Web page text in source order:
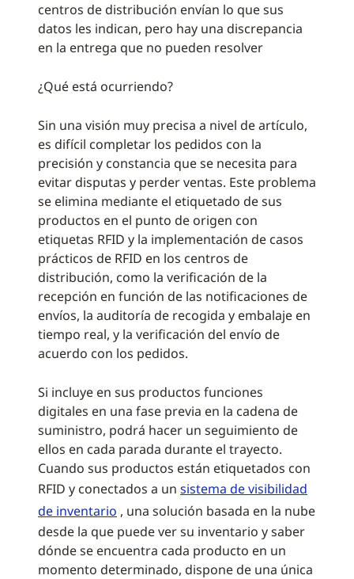
centros de distribución envían lo que sus
datos les indican, pero hay una discrepancia
en la entrega que no pueden resolver
¿Qué está ocurriendo?
Sin una visión muy precisa a nivel de artículo,
es difícil completar los pedidos con la
precisión y constancia que se necesita para
evitar disputas y perder ventas. Este problema
se elimina mediante el etiquetado de sus
productos en el punto de origen con
etiquetas RFID y la implementación de casos
prácticos de RFID en los centros de
distribución, como la verificación de la
recepción en función de las notificaciones de
envíos, la auditoría de recogida y embalaje en
tiempo real, y la verificación del envío de
acuerdo con los pedidos.
Si incluye en sus productos funciones
digitales en una fase previa en la cadena de
suministro, podrá hacer un seguimiento de
ellos en cada parada durante el trayecto.
Cuando sus productos están etiquetados con
RFID y conectados a un sistema de visibilidad
de inventario , una solución basada en la nube
desde la que puede ver su inventario y saber
dónde se encuentra cada producto en un
momento determinado, dispone de una única